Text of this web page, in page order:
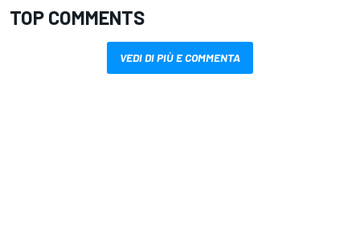
TOP COMMENTS
VEDI DI PIÙ E COMMENTA